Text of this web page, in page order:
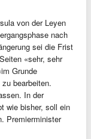
von der Leyen
nach
sei die Frist
«sehr, sehr
Grunde
bearbeiten.
In der
wie bisher, soll ein
Premierminister